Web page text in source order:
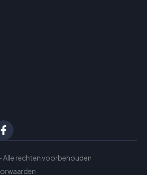
rechten voorbehouden